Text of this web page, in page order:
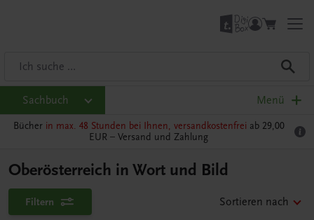
Sachbuch Menü
Bücher in max. 48 Stunden bei Ihnen, versandkostenfrei ab 29,00
EUR – Versand und Zahlung
Oberösterreich in Wort und Bild
Filtern Sortieren nach